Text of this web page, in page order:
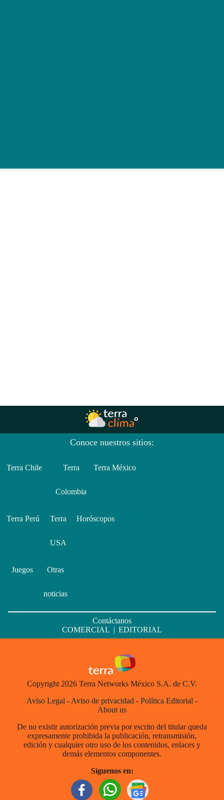
Conoce nuestros sitios:
Terra Chile Terra
Colombia
Terra México
Terra Perú Terra
USA
Horóscopos
Juegos Otras
noticias
Contáctanos
COMERCIAL | EDITORIAL
Copyright 2026 Terra Networks México S.A. de C.V.
Aviso Legal - Aviso de privacidad - Política Editorial -
About us
De no existir autorización previa por escrito del titular queda
expresamente prohibida la publicación, retransmisión,
edición y cualquier otro uso de los contenidos, enlaces y
demás elementos componentes.
Síguenos en: